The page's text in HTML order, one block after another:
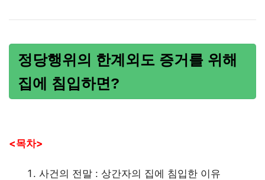
정당행위의 한계외도 증거를 위해
집에 침입하면?
<목차>
사건의 전말 : 상간자의 집에 침입한 이유